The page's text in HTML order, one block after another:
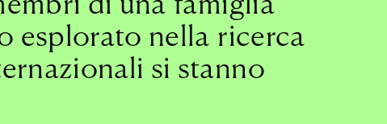
esplorato nella ricerca
si stanno